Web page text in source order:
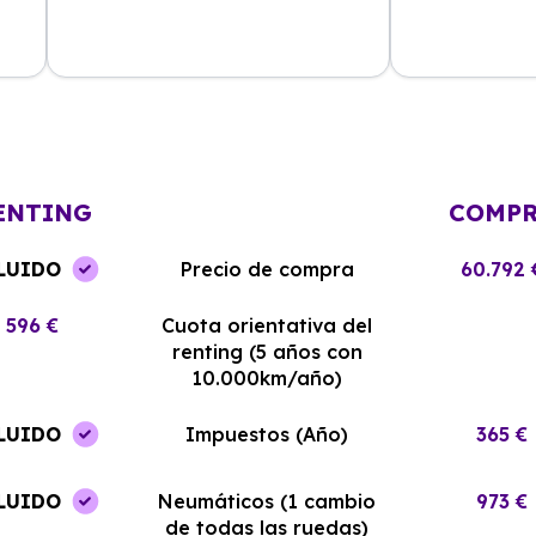
Precio de compra 60.792
596 €
Cuota orientativa del
renting (5 años con
10.000km/año)
Impuestos (Año) 365 €
Neumáticos (1 cambio
de todas las ruedas)
973 €